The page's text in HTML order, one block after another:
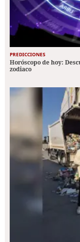
PREDICCIONES
Horóscopo de hoy:
zodiaco